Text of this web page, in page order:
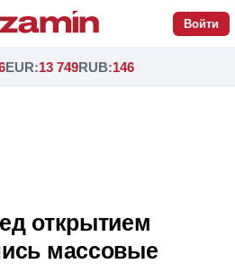
Войти
EUR:13 749RUB:146
открытием
массовые